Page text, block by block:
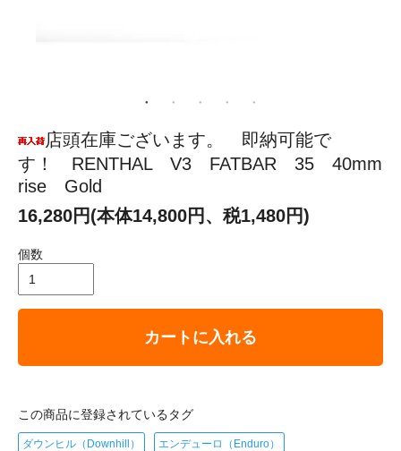
店頭在庫ございます。 即納可能で
す！ RENTHAL V3 FATBAR 35 40mm
rise Gold
16,280円(本体14,800円、税1,480円)
個数
カートに入れる
この商品に登録されているタグ
ダウンヒル（Downhill） エンデューロ（Enduro）